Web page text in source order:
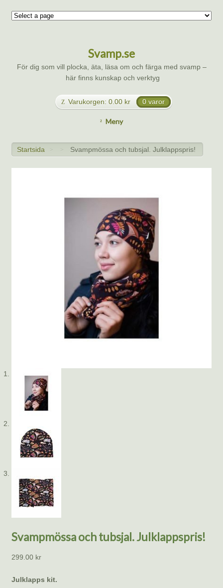
Svamp.se
För dig som vill plocka, äta, läsa om och färga med svamp –
här finns kunskap och verktyg
Varukorgen: 0.00 kr 0 varor
Meny
Startsida > > Svampmössa och tubsjal. Julklappspris!
Svampmössa och tubsjal. Julklappspris!
299.00 kr
Julklapps kit.